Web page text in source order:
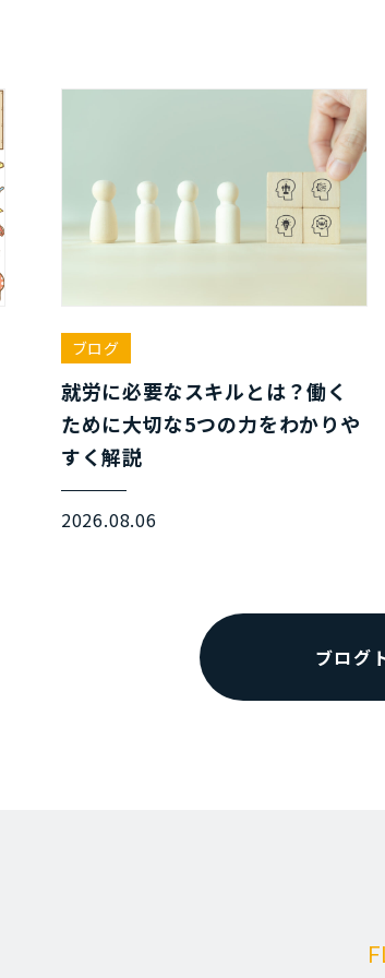
ブログ
就労に必要なスキルとは？働く
ために大切な5つの力をわかりや
すく解説
2026.08.06
ブログ